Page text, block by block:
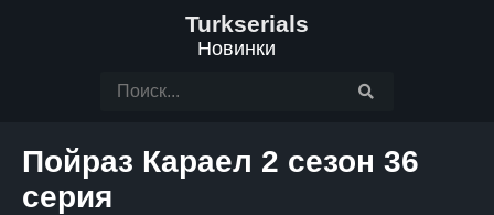
Turkserials
Новинки
Пойраз Караел 2 сезон 36
серия